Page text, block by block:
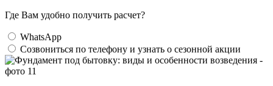
Где Вам удобно получить расчет?
WhatsApp
Созвониться по телефону и узнать о сезонной акции